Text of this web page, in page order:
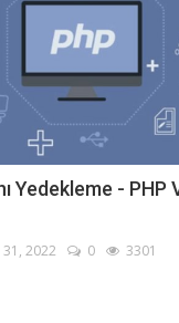
Yedekleme - PHP
31, 2022 0 3301